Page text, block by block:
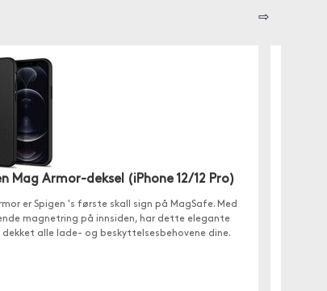
⇨
Mag Armor-deksel (iPhone 12/12 Pro)
er Spigen 's første skall sign på MagSafe. Med
magnetring på innsiden, har dette elegante
dekket alle lade- og beskyttelsesbehovene dine.